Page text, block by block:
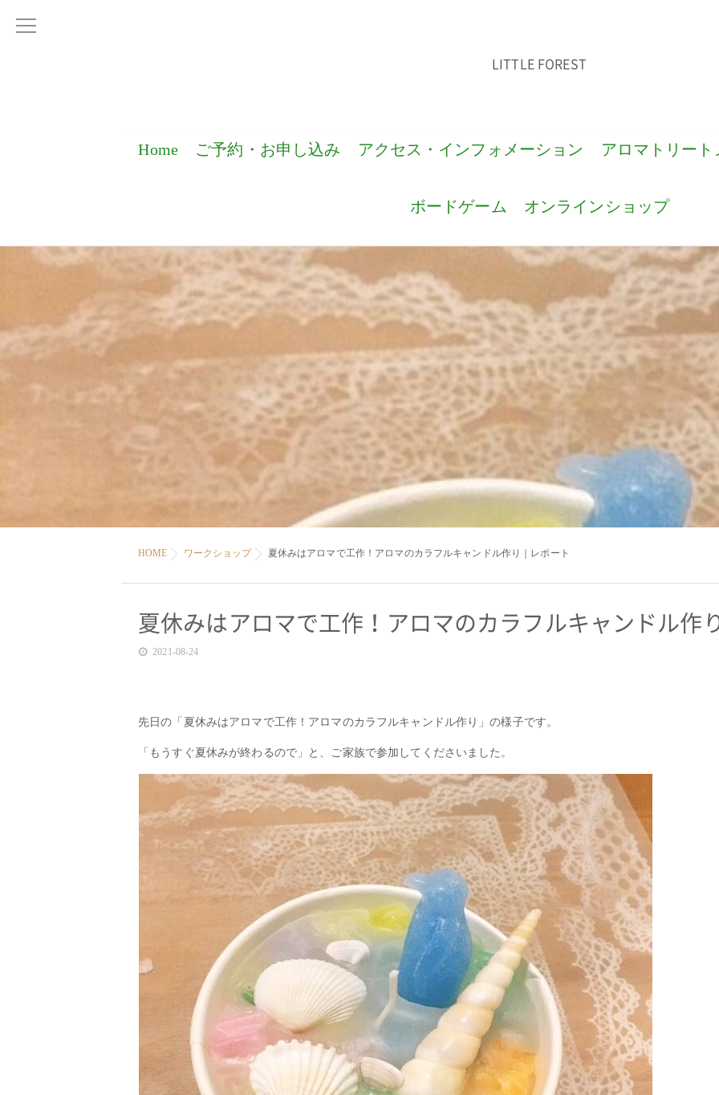
LITTLE FOREST
Home ご予約・お申し込み アクセス・インフォメーション アロマトリート
ボードゲーム オンラインショップ
HOME ワークショップ 夏休みはアロマで工作！アロマのカラフルキャンドル作り｜レポート
夏休みはアロマで工作！アロマのカラフルキャンドル作
2021-08-24
先日の「夏休みはアロマで工作！アロマのカラフルキャンドル作り」の様子です。
「もうすぐ夏休みが終わるので」と、ご家族で参加してくださいました。